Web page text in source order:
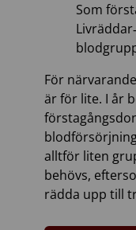
Som
För
är för lite. I år
alltför liten
behövs,
rädda upp till